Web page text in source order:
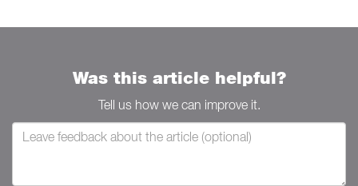
Was this article helpful?
Tell us how we can improve it.